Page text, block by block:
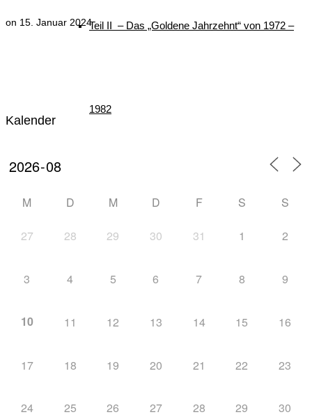
Teil II – Das „Goldene Jahrzehnt“ von 1972 –
1982
von 1982 – 1996
Teil IV – Die nordische Skijugend der Welt zu
on 15. Januar 2024
Kalender
M D M D F S S
27 28 29 30 31 1 2
3 4 5 6 7 8 9
10 11 12 13 14 15 16
17 18 19 20 21 22 23
24 25 26 27 28 29 30